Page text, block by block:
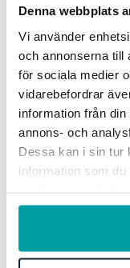
Denna webbplats
Vi använder
och annonserna till
för sociala medier
vidarebefordrar
information från
annons- och
Dessa kan i sin tur
information som
information, se vår
som skapar